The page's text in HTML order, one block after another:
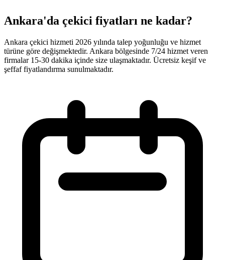
Ankara'da çekici fiyatları ne kadar?
Ankara çekici hizmeti 2026 yılında talep yoğunluğu ve hizmet
türüne göre değişmektedir. Ankara bölgesinde 7/24 hizmet veren
firmalar 15-30 dakika içinde size ulaşmaktadır. Ücretsiz keşif ve
şeffaf fiyatlandırma sunulmaktadır.